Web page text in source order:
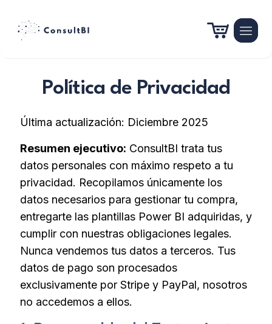
Política de Privacidad
Última actualización: Diciembre 2025
Resumen ejecutivo: ConsultBI trata tus
datos personales con máximo respeto a tu
privacidad. Recopilamos únicamente los
datos necesarios para gestionar tu compra,
entregarte las plantillas Power BI adquiridas, y
cumplir con nuestras obligaciones legales.
Nunca vendemos tus datos a terceros. Tus
datos de pago son procesados
exclusivamente por Stripe y PayPal, nosotros
no accedemos a ellos.